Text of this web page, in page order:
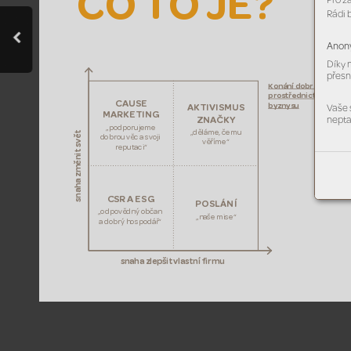
Rádi
Díky
Vaše
Konání dobra
prostřednictvím
byznysu
CAUSE
MARKETING
„podporujeme
dobrou věc asvoji
reputaci“
AKTIVISMUS
ZNAČKY
„děláme, čemu
věříme“
POSLÁNÍ
„naše mise“
CSR A ESG
„odpovědný občan
adobrý hospodář“
snaha zlepšit vlastní ﬁrmu
snaha změnit sv
ět